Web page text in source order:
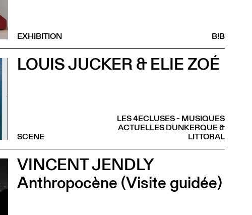
B!B
EXHIBITION
LOUIS JUCKER & ELIE ZOÉ
LES 4ECLUSES - MUSIQUES
ACTUELLES DUNKERQUE &
LITTORAL
SCENE
VINCENT JENDLY
Anthropocène (Visite guidée)